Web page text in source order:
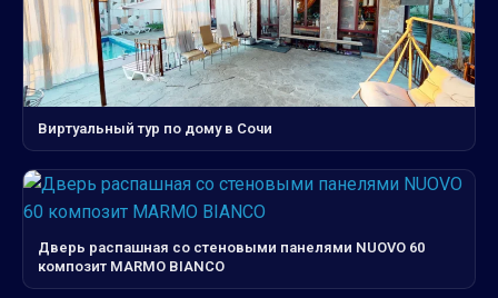
Виртуальный тур по дому в Сочи
Дверь распашная со стеновыми панелями NUOVO 60
композит MARMO BIANCO